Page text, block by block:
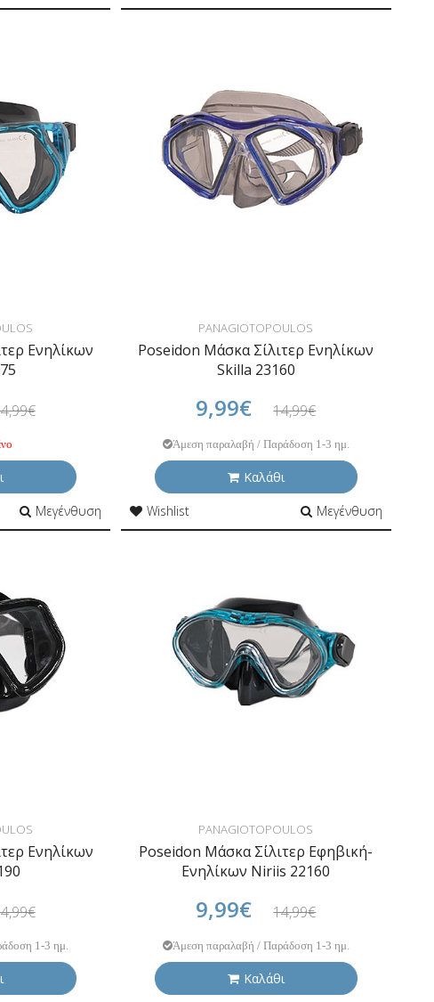
Ενηλίκων
Μεγένθυση
PANAGIOTOPOULOS
Poseidon Μάσκα Σίλιτερ Ενηλίκων
Skilla 23160
9,99€ 14,99€
Άμεση παραλαβή / Παράδοση 1-3 ημ.
Καλάθι
Wishlist
Μεγένθυση
Ενηλίκων
1-3 ημ.
PANAGIOTOPOULOS
Poseidon Μάσκα Σίλιτερ Εφηβική-
Ενηλίκων Niriis 22160
9,99€ 14,99€
Άμεση παραλαβή / Παράδοση 1-3 ημ.
Καλάθι